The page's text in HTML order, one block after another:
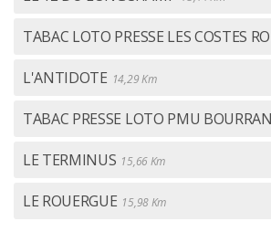
TABAC LOTO PRESSE LES COSTES
L'ANTIDOTE 14,29 Km
TABAC PRESSE LOTO PMU BOURRAN
LE TERMINUS 15,66 Km
LE ROUERGUE 15,98 Km